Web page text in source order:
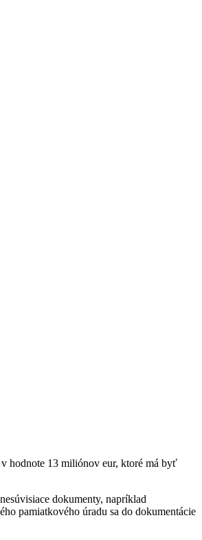
hodnote 13 miliónov eur, ktoré má byť
dokumenty, napríklad
pamiatkového úradu sa do dokumentácie